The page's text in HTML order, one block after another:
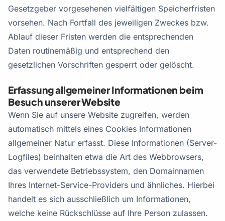
Gesetzgeber vorgesehenen vielfältigen Speicherfristen
vorsehen. Nach Fortfall des jeweiligen Zweckes bzw.
Ablauf dieser Fristen werden die entsprechenden
Daten routinemäßig und entsprechend den
gesetzlichen Vorschriften gesperrt oder gelöscht.
Erfassung allgemeiner Informationen beim
Besuch unserer Website
Wenn Sie auf unsere Website zugreifen, werden
automatisch mittels eines Cookies Informationen
allgemeiner Natur erfasst. Diese Informationen (Server-
Logfiles) beinhalten etwa die Art des Webbrowsers,
das verwendete Betriebssystem, den Domainnamen
Ihres Internet-Service-Providers und ähnliches. Hierbei
handelt es sich ausschließlich um Informationen,
welche keine Rückschlüsse auf Ihre Person zulassen.